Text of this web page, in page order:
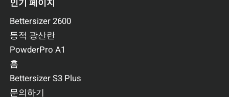
Bettersizer 2600을 제공합니다. 이 기기는 레이저 회절 방법
을 최적화하여 0.02~2600μm 범위의 입자 크기를 정확하게
지 다양한 시료 상태에 대한 다용도성을 제공하며 분산 장치와
공급 장치 간 효율적인 전환이 가능합니다.
이 연구에서는 합성된 미크론 크기의 LFP 입자를 건조 분말 상
태의 시료로 채취했습니다. LFP 샘플은 물에 녹지 않기 때문에
인기 페이지
Bettersizer 2600
동적 광산란
PowderPro A1
홈
Bettersizer S3 Plus
문의하기